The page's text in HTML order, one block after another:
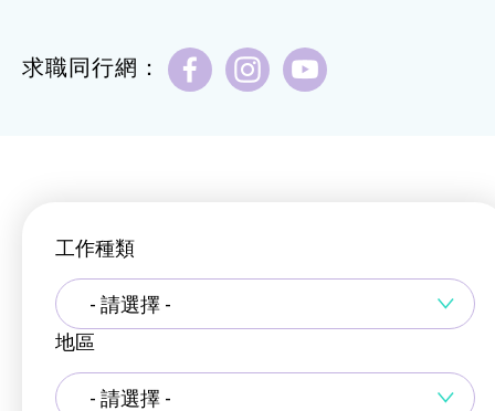
求職同行網：
工作種類
- 請選擇 -
地區
- 請選擇 -